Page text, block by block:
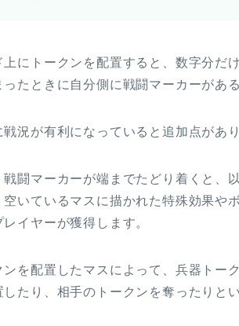
上にトークンを配置すると、数字分だ
ったときに自分側に戦闘マーカーがあ
戦況が有利になっていると追加点があり
戦闘マーカーが端までたどり着くと、
空いているマスに描かれた特殊効果や
レイヤーが獲得します。
ンを配置したマスによって、兵器トー
したり、相手のトークンを奪ったりと